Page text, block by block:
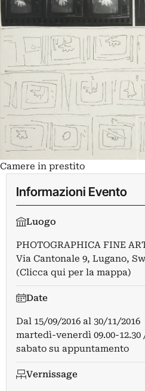
Camere in prestito
Informazioni Evento
Luogo
PHOTOGRAPHICA FINE
Via Cantonale 9, Lugano,
(Clicca qui per la mappa)
Date
Dal 15/09/2016 al 30/11/2016
martedì-venerdì 09.00-12.30
sabato su appuntamento
Vernissage